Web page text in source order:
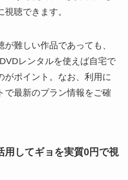
聴できます。
難しい作品であっても、
レンタルを使えば自宅で
がポイント。なお、利用に
で最新のプラン情報をご確
用してギョを実質0円で視